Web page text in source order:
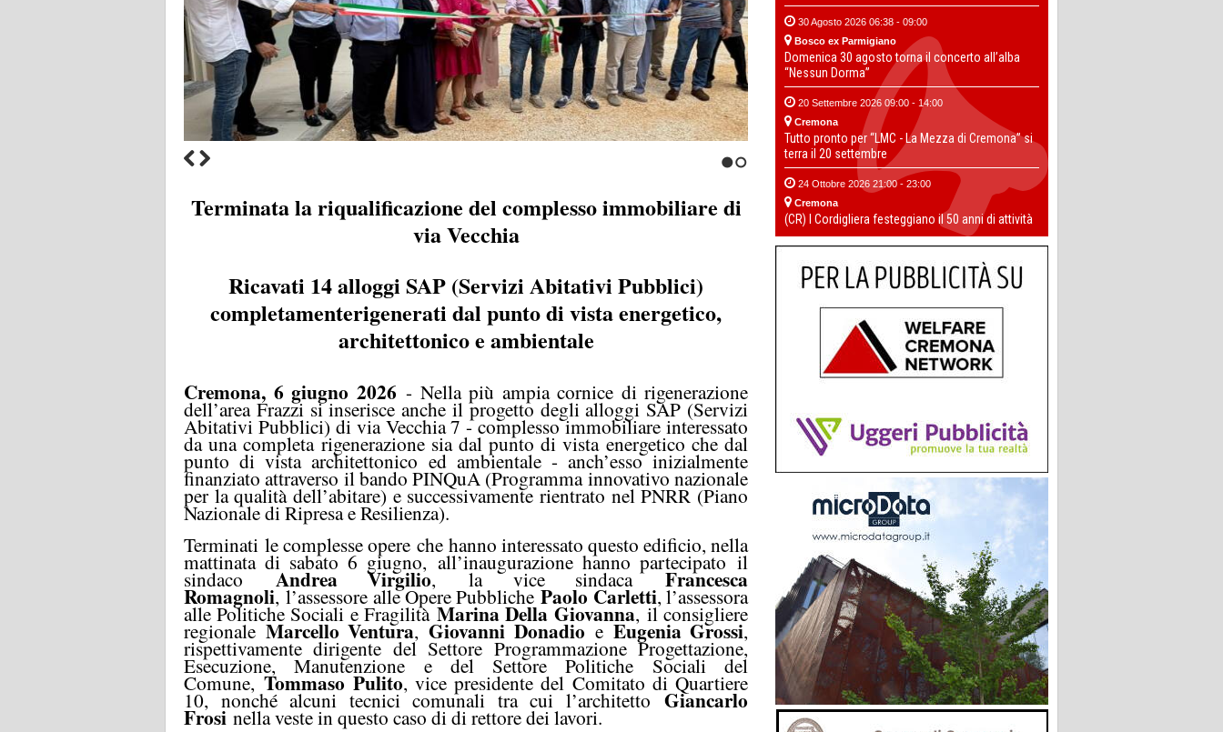
Terminata la riqualificazione del complesso immobiliare di
via Vecchia
Ricavati 14 alloggi SAP (Servizi Abitativi Pubblici)
completamenterigenerati dal punto di vista energetico,
architettonico e ambientale
Cremona, 6 giugno 2026 - Nella più ampia cornice di rigenerazione
dell’area Frazzi si inserisce anche il progetto degli alloggi SAP (Servizi
Abitativi Pubblici) di via Vecchia 7 - complesso immobiliare interessato
da una completa rigenerazione sia dal punto di vista energetico che dal
punto di vista architettonico ed ambientale - anch’esso inizialmente
finanziato attraverso il bando PINQuA (Programma innovativo nazionale
per la qualità dell’abitare) e successivamente rientrato nel PNRR (Piano
Nazionale di Ripresa e Resilienza).
Terminatile complesse opere che hanno interessato questo edificio, nella
mattinata di sabato 6 giugno, all’inaugurazione hanno partecipato il
sindaco Andrea Virgilio,la vice sindacaFrancesca
Romagnoli,l’assessore alle Opere PubblichePaolo Carletti, l’assessora
alle Politiche Sociali e FragilitàMarina Della Giovanna, il consigliere
regionaleMarcello Ventura, Giovanni Donadio e Eugenia Grossi,
rispettivamente dirigente del Settore Programmazione Progettazione,
Esecuzione, Manutenzione e del Settore Politiche Sociali del
Comune,Tommaso Pulito, vice presidente del Comitato di Quartiere
10, nonché alcuni tecnici comunali tra cui l’architetto Giancarlo
Frosi nella veste in questo caso di di rettore dei lavori.
30 Agosto 2026 06:38 - 09:00
Bosco ex Parmigiano
Domenica 30 agosto torna il concerto all’alba
“Nessun Dorma”
20 Settembre 2026 09:00 - 14:00
Cremona
Tutto pronto per “LMC - La Mezza di Cremona” si
terra il 20 settembre
24 Ottobre 2026 21:00 - 23:00
Cremona
(CR) I Cordigliera festeggiano il 50 anni di attività